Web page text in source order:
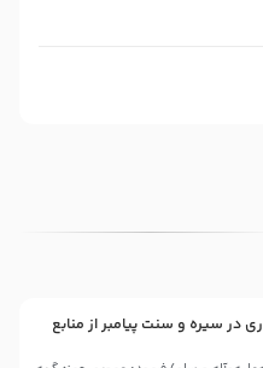
در سیره و سنت پیامبر از منابع